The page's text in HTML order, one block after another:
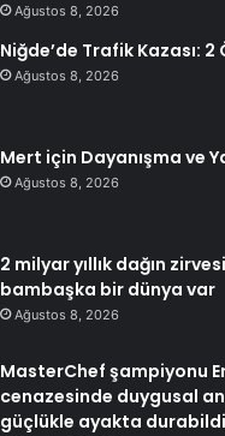
Ağustos 8, 2026
Niğde’de Trafik Kazası: 2
Ağustos 8, 2026
Mert için Dayanışma ve
Ağustos 8, 2026
2 milyar yıllık dağın
bambaşka bir dünya var
Ağustos 8, 2026
MasterChef şampiyonu
cenazesinde duygusal
güçlükle ayakta durabildi